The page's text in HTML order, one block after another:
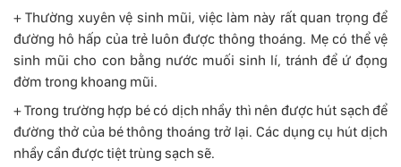
+ Thường xuyên vệ sinh mũi, việc làm này rất quan trọng để
đường hô hấp của trẻ luôn được thông thoáng. Mẹ có thể vệ
sinh mũi cho con bằng nước muối sinh lí, tránh để ứ đọng
đờm trong khoang mũi.
+ Trong trường hợp bé có dịch nhầy thì nên được hút sạch để
đường thở của bé thông thoáng trở lại. Các dụng cụ hút dịch
nhầy cần được tiệt trùng sạch sẽ.